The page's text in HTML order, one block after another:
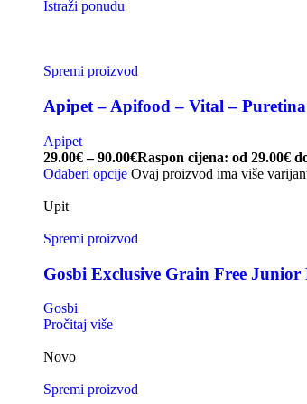
Istraži ponudu
Spremi proizvod
Apipet – Apifood – Vital – Puretina
Apipet
29.00€ – 90.00€Raspon cijena: od 29.00€
Odaberi opcije Ovaj proizvod ima više
Upit
Spremi proizvod
Gosbi Exclusive Grain Free Junior
Gosbi
Pročitaj više
Novo
Spremi proizvod